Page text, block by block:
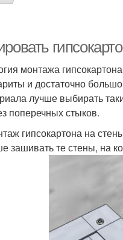
монтажа
и достаточно
лучше выбирать
поперечных стыков.
гипсокартона на
зашивать те стены, на